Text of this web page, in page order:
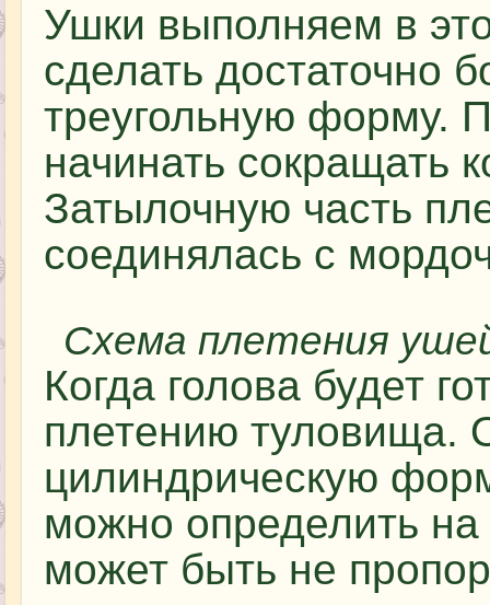
Ушки выполняем в
сделать достаточно
треугольную форму.
начинать сокращать
Затылочную часть
соединялась с
Схема плетения
Когда голова будет
плетению туловища.
цилиндрическую
можно определить
может быть не